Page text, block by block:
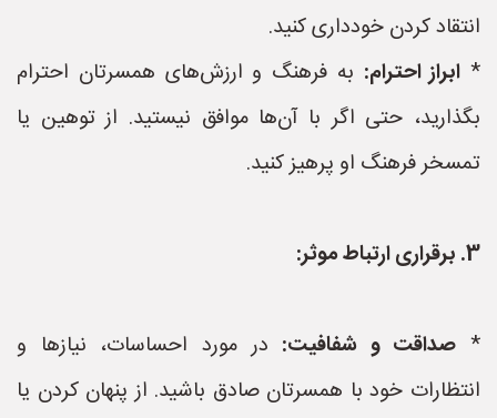
انتقاد کردن خودداری کنید.
* ابراز احترام: به فرهنگ و ارزش‌های همسرتان احترام
بگذارید، حتی اگر با آن‌ها موافق نیستید. از توهین یا
تمسخر فرهنگ او پرهیز کنید.
3. برقراری ارتباط موثر:
* صداقت و شفافیت: در مورد احساسات، نیازها و
انتظارات خود با همسرتان صادق باشید. از پنهان کردن یا